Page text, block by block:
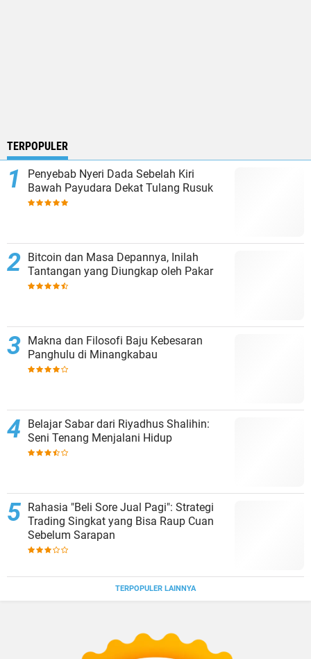
TERPOPULER
Penyebab Nyeri Dada Sebelah Kiri
Bawah Payudara Dekat Tulang Rusuk
Bitcoin dan Masa Depannya, Inilah
Tantangan yang Diungkap oleh Pakar
Makna dan Filosofi Baju Kebesaran
Panghulu di Minangkabau
Belajar Sabar dari Riyadhus Shalihin:
Seni Tenang Menjalani Hidup
Rahasia "Beli Sore Jual Pagi": Strategi
Trading Singkat yang Bisa Raup Cuan
Sebelum Sarapan
TERPOPULER LAINNYA